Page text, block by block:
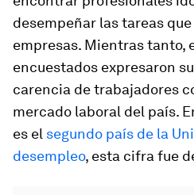
desempeñar las tareas
empresas. Mientras tanto,
encuestados expresaron
carencia de trabajadores
mercado laboral del país.
es el segundo país de la
desempleo, esta cifra fue